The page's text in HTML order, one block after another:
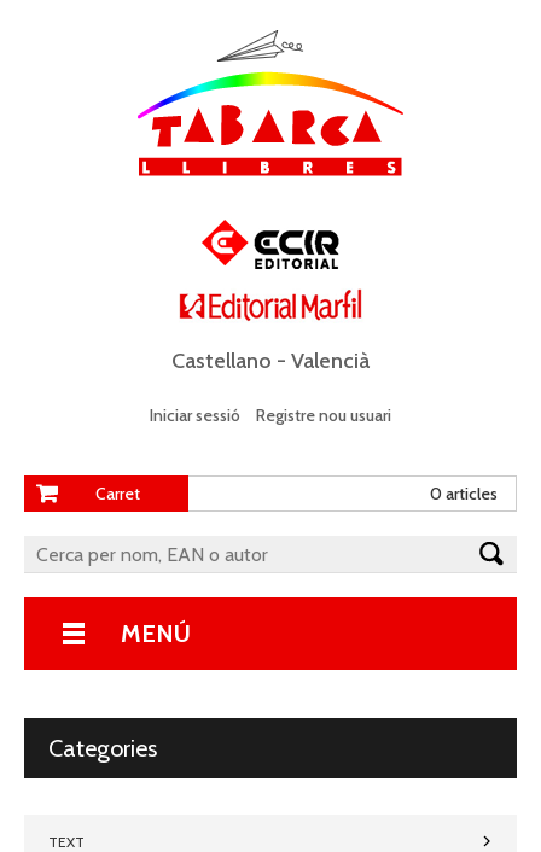
Castellano - Valencià
Iniciar sessió Registre nou usuari
Carret 0 articles
MENÚ
Categories
TEXT